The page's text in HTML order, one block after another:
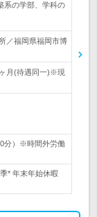
の学部、学科の
／福岡県福岡市博
月(待遇同一)※現
分）※時間外労働
季* 年末年始休暇